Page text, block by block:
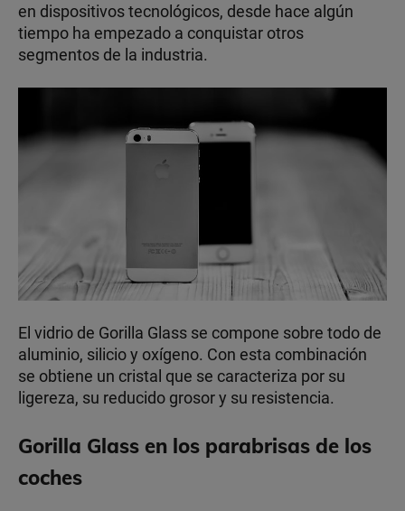
en dispositivos tecnológicos, desde hace algún
tiempo ha empezado a conquistar otros
segmentos de la industria.
El vidrio de Gorilla Glass se compone sobre todo de
aluminio, silicio y oxígeno. Con esta combinación
se obtiene un cristal que se caracteriza por su
ligereza, su reducido grosor y su resistencia.
Gorilla Glass en los parabrisas de los
coches